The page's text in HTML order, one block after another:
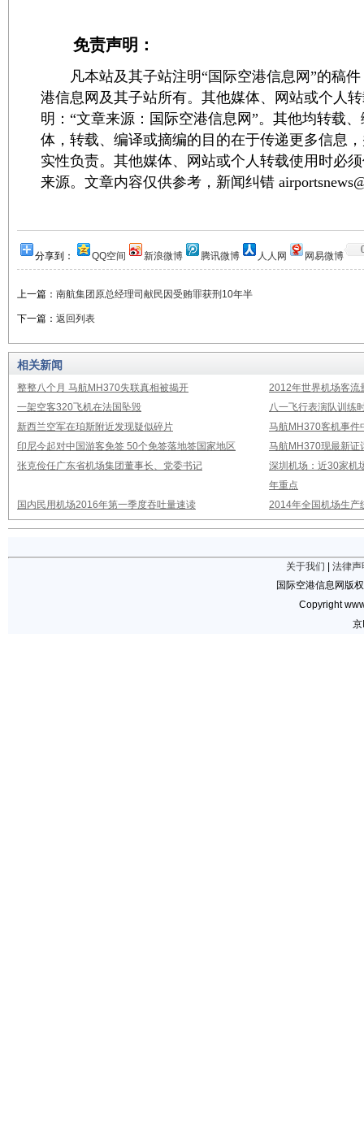
免责声明：
凡本站及其子站注明“国际空港信息网”的稿件
港信息网及其子站所有。其他媒体、网站或个人
明：“文章来源：国际空港信息网”。其他均转载
体，转载、编译或摘编的目的在于传递更多信息
实性负责。其他媒体、网站或个人转载使用时必
来源。文章内容仅供参考，新闻纠错
分享到： QQ空间 新浪微博 腾讯微博 人人网 网易微博
上一篇： 南航集团原总经理司献民因受贿罪获刑10年半
下一篇： 返回列表
相关新闻
整整八个月 马航MH370失联真相被揭开
2012年世界机场客流
一架空客320飞机在法国坠毁
八一飞行表演队训练
新西兰空军在珀斯附近发现疑似碎片
马航MH370客机事件
印尼今起对中国游客免签 50个免签落地签国家地区
马航MH370现最新证
张克俭任广东省机场集团董事长、党委书记
深圳机场：近30家机
年重点
国内民用机场2016年第一季度吞吐量速读
2014年全国机场生产
关于我们
法律声
国际空港信息网版
Copyright